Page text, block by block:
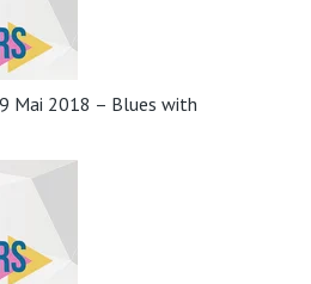
Mai 2018 – Blues with